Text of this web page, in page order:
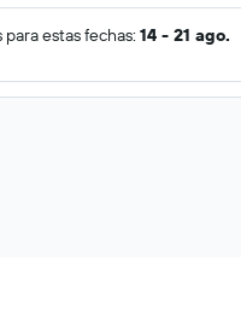
estas fechas: 14 - 21 ago.